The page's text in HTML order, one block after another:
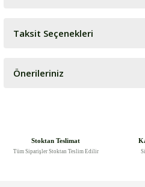
Bu ürüne ilk
Taksit Seçenekleri
Önerileriniz
Stoktan Teslimat
Tüm Siparişler Stoktan Teslim Edilir